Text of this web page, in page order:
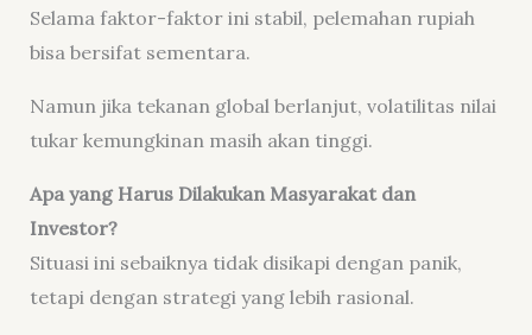
Selama faktor-faktor ini stabil, pelemahan rupiah
bisa bersifat sementara.
Namun jika tekanan global berlanjut, volatilitas nilai
tukar kemungkinan masih akan tinggi.
Apa yang Harus Dilakukan Masyarakat dan
Investor?
Situasi ini sebaiknya tidak disikapi dengan panik,
tetapi dengan strategi yang lebih rasional.